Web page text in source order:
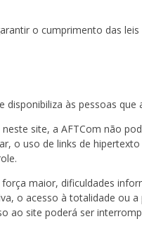
o cumprimento das leis
às pessoas
site, a AFTCom não
o uso de links de
maior, dificuldades
o acesso à totalidade ou
ao site poderá ser